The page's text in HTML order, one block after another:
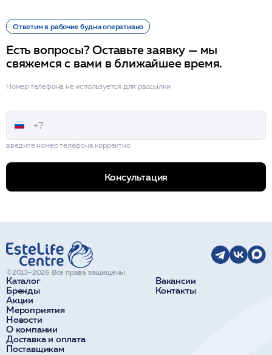
Ответим в рабочие будни оперативно
Есть вопросы? Оставьте заявку — мы
свяжемся с вами в ближайшее время.
Номер телефона не используется для рассылки
введите номер телефона корректно
Консультация
Каталог
Бренды
Акции
Мероприятия
Новости
О компании
Доставка и оплата
Поставщикам
Вакансии
Контакты
©2013–2026 Все права защищены.